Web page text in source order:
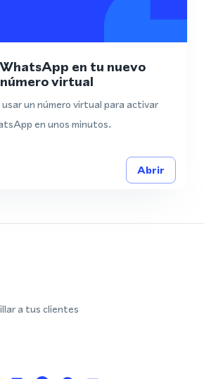
en tu nuevo
número virtual
un número virtual para activar
en unos minutos.
Abrir
a tus clientes